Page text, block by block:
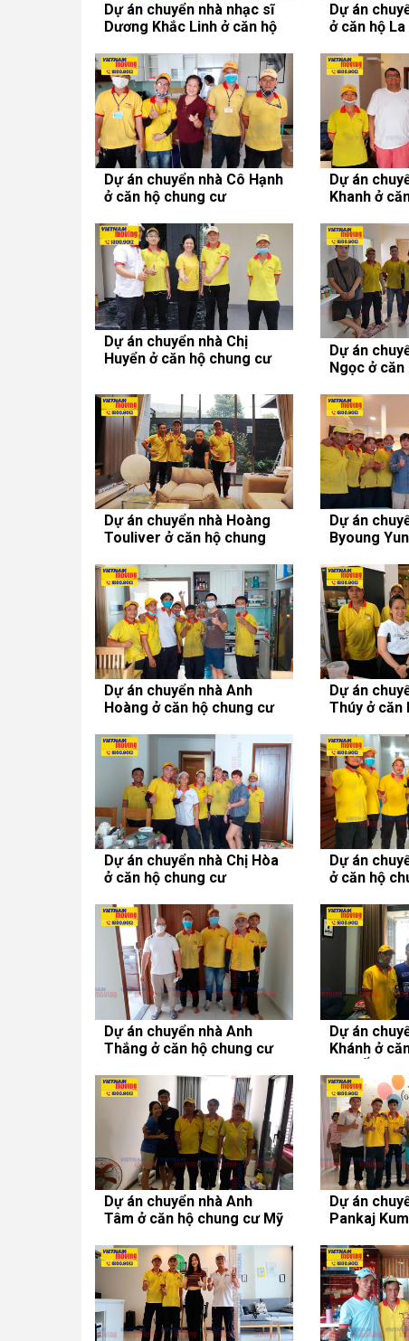
Dự án chuyển nhà nhạc sĩ
Dương Khắc Linh ở căn hộ
Dự án
ở căn hộ
Dự án chuyển nhà Cô Hạnh
ở căn hộ chung cư
Dự án
Khanh ở
Dự án chuyển nhà Chị
Huyển ở căn hộ chung cư
Dự án
Ngọc ở
Dự án chuyển nhà Hoàng
Touliver ở căn hộ chung
Dự án
Byoung
Dự án chuyển nhà Anh
Hoàng ở căn hộ chung cư
Dự án
Thúy ở căn
Dự án chuyển nhà Chị Hòa
ở căn hộ chung cư
Dự án
ở căn hộ
Dự án chuyển nhà Anh
Thắng ở căn hộ chung cư
Dự án
Khánh ở
Dự án chuyển nhà Anh
Tâm ở căn hộ chung cư Mỹ
Dự án
Pankaj